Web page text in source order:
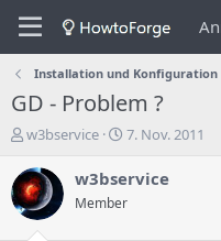
Installation und Konfiguration
GD - Problem ?
E
s
t
e
w3bservice
E
s
7. Nov. 2011
w3bservice
Member